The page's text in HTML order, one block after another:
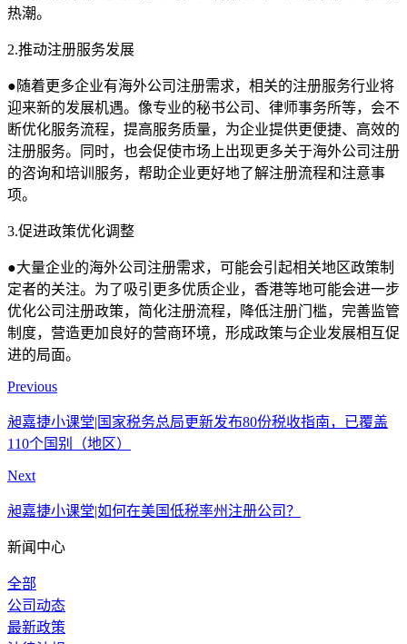
热潮。
2.推动注册服务发展
●随着更多企业有海外公司注册需求，相关的注册服务行业将
迎来新的发展机遇。像专业的秘书公司、律师事务所等，会不
断优化服务流程，提高服务质量，为企业提供更便捷、高效的
注册服务。同时，也会促使市场上出现更多关于海外公司注册
的咨询和培训服务，帮助企业更好地了解注册流程和注意事
项。
3.促进政策优化调整
●大量企业的海外公司注册需求，可能会引起相关地区政策制
定者的关注。为了吸引更多优质企业，香港等地可能会进一步
优化公司注册政策，简化注册流程，降低注册门槛，完善监管
制度，营造更加良好的营商环境，形成政策与企业发展相互促
进的局面。
Previous
昶嘉捷小课堂|国家税务总局更新发布80份税收指南，已覆盖
110个国别（地区）
Next
昶嘉捷小课堂|如何在美国低税率州注册公司？
新闻中心
全部
公司动态
最新政策